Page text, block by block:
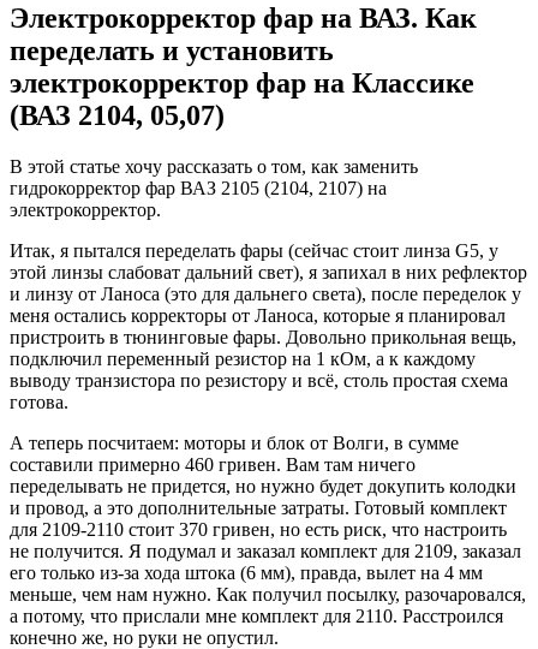
Электрокорректор фар на ВАЗ. Как
переделать и установить
электрокорректор фар на Классике
(ВАЗ 2104, 05,07)
В этой статье хочу рассказать о том, как заменить
гидрокорректор фар ВАЗ 2105 (2104, 2107) на
электрокорректор.
Итак, я пытался переделать фары (сейчас стоит линза G5, у
этой линзы слабоват дальний свет), я запихал в них рефлектор
и линзу от Ланоса (это для дальнего света), после переделок у
меня остались корректоры от Ланоса, которые я планировал
пристроить в тюнинговые фары. Довольно прикольная вещь,
подключил переменный резистор на 1 кОм, а к каждому
выводу транзистора по резистору и всё, столь простая схема
готова.
А теперь посчитаем: моторы и блок от Волги, в сумме
составили примерно 460 гривен. Вам там ничего
переделывать не придется, но нужно будет докупить колодки
и провод, а это дополнительные затраты. Готовый комплект
для 2109-2110 стоит 370 гривен, но есть риск, что настроить
не получится. Я подумал и заказал комплект для 2109, заказал
его только из-за хода штока (6 мм), правда, вылет на 4 мм
меньше, чем нам нужно. Как получил посылку, разочаровался,
а потому, что прислали мне комплект для 2110. Расстроился
конечно же, но руки не опустил.